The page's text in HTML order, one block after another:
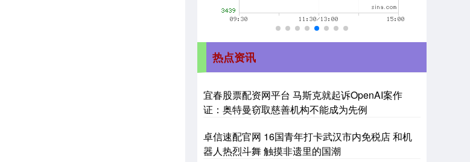
热点资讯
宜春股票配资网平台 马斯克就起诉OpenAI案作
证：奥特曼窃取慈善机构不能成为先例
卓信速配官网 16国青年打卡武汉市内免税店 和机
器人热烈斗舞 触摸非遗里的国潮